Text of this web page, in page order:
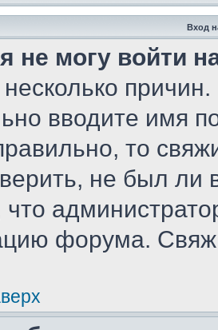
Вход
не могу войти
вводите имя
то
не был ли
форума.